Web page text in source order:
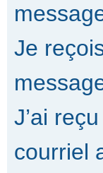
Je
J’ai
courriel